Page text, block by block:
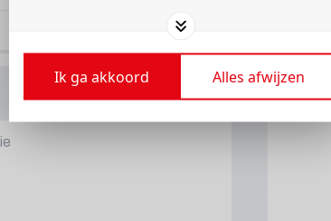
Ik ga akkoord Alles afwijzen